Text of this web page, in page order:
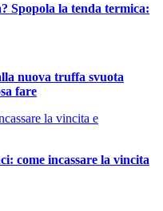
Spopola la tenda termica:
nuova truffa svuota
fare
come incassare la vincita